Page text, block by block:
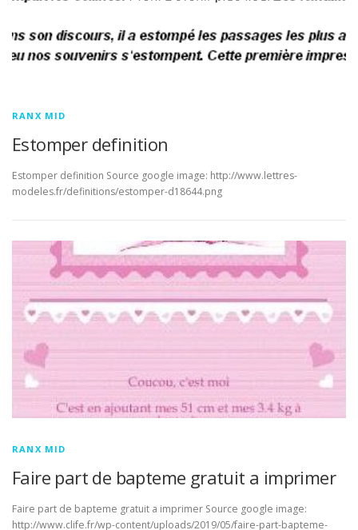
RANX MID
Estomper definition
Estomper definition Source google image: http://www.lettres-
modeles.fr/definitions/estomper-d18644.png
RANX MID
Faire part de bapteme gratuit a imprimer
Faire part de bapteme gratuit a imprimer Source google image:
http://www.clife.fr/wp-content/uploads/2019/05/faire-part-bapteme-